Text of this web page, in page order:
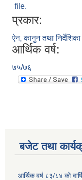
file.
प्रकार:
ऐन, कानुन तथा निर्देशिका
आर्थिक वर्ष:
७५/७६
बजेट तथा
आर्थिक वर्ष ८३/८४ को